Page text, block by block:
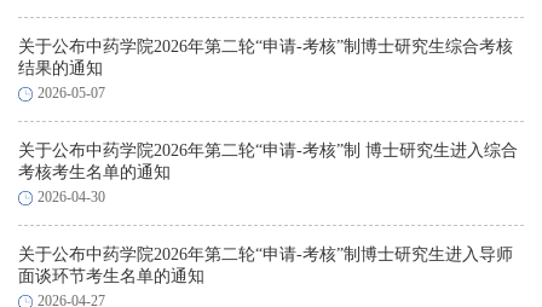
关于公布中药学院2026年第二轮“申请-考核”制博士研究生综合考核
结果的通知
2026-05-07
关于公布中药学院2026年第二轮“申请-考核”制 博士研究生进入综合
考核考生名单的通知
2026-04-30
关于公布中药学院2026年第二轮“申请-考核”制博士研究生进入导师
面谈环节考生名单的通知
2026-04-27